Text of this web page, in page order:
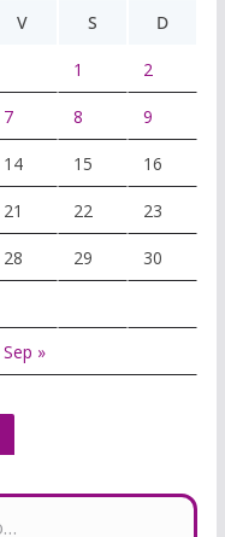
V S D
1 2
7 8 9
14 15 16
21 22 23
28 29 30
Sep »